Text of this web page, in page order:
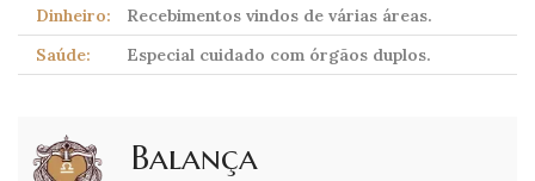
Dinheiro:
Recebimentos vindos de várias áreas.
Saúde:
Especial cuidado com órgãos duplos.
Balança